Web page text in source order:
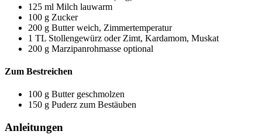
125 ml Milch lauwarm
100 g Zucker
200 g Butter weich, Zimmertemperatur
1 TL Stollengewürz oder Zimt, Kardamom, Muskat
200 g Marzipanrohmasse optional
Zum Bestreichen
100 g Butter geschmolzen
150 g Puderz zum Bestäuben
Anleitungen